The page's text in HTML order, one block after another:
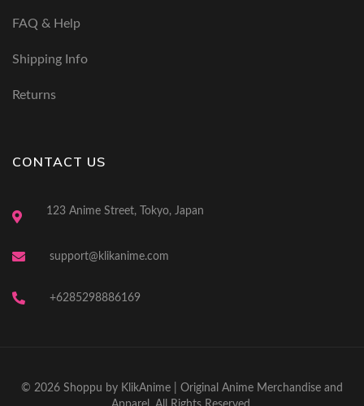
FAQ & Help
Shipping Info
Returns
CONTACT US
123 Anime Street, Tokyo, Japan
support@klikanime.com
+6285298886169
© 2026 Shoppu by KlikAnime | Original Anime Merchandise and